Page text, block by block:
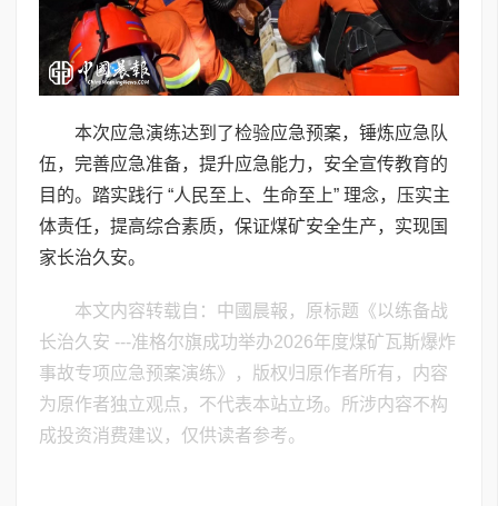
本次应急演练达到了检验应急预案，锤炼应急队
伍，完善应急准备，提升应急能力，安全宣传教育的
目的。踏实践行 “人民至上、生命至上” 理念，压实主
体责任，提高综合素质，保证煤矿安全生产，实现国
家长治久安。
本文内容转载自：中國晨報，原标题《以练备战
长治久安 ---准格尔旗成功举办2026年度煤矿瓦斯爆炸
事故专项应急预案演练》，版权归原作者所有，内容
为原作者独立观点，不代表本站立场。所涉内容不构
成投资消费建议，仅供读者参考。